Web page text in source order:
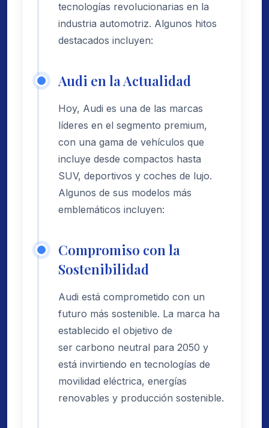
tecnologías revolucionarias en la
industria automotriz. Algunos hitos
destacados incluyen:
Audi en la Actualidad
Hoy, Audi es una de las marcas
líderes en el segmento premium,
con una gama de vehículos que
incluye desde compactos hasta
SUV, deportivos y coches de lujo.
Algunos de sus modelos más
emblemáticos incluyen:
Compromiso con la
Sostenibilidad
Audi está comprometido con un
futuro más sostenible. La marca ha
establecido el objetivo de
ser carbono neutral para 2050 y
está invirtiendo en tecnologías de
movilidad eléctrica, energías
renovables y producción sostenible.